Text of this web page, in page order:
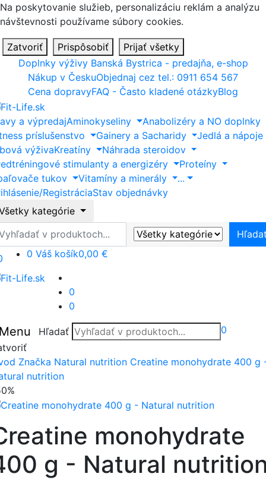
Na poskytovanie služieb, personalizáciu reklám a analýzu
návštevnosti používame súbory cookies.
Zatvoriť Prispôsobiť
Prijať všetky
Doplnky výživy Banská Bystrica - predajňa, e-shop
Nákup v ČeskuObjednaj cez tel.: 0911 654 567
Cena dopravyFAQ - Často kladené otázkyBlog
a výpredajAminokyseliny
Anabolizéry a NO doplnky
príslušenstvo
Gainery a Sacharidy
Jedlá a nápoje
výživaKreatíny
Náhrada steroidov
stimulanty a energizéry
Proteíny
tukov
Vitamíny a minerály
...
RegistráciaStav objednávky
kategórie
0 Váš košík0,00 €
0
0
Hľadať 0
Značka Natural nutrition Creatine monohydrate 400 g
nutrition
monohydrate
g - Natural